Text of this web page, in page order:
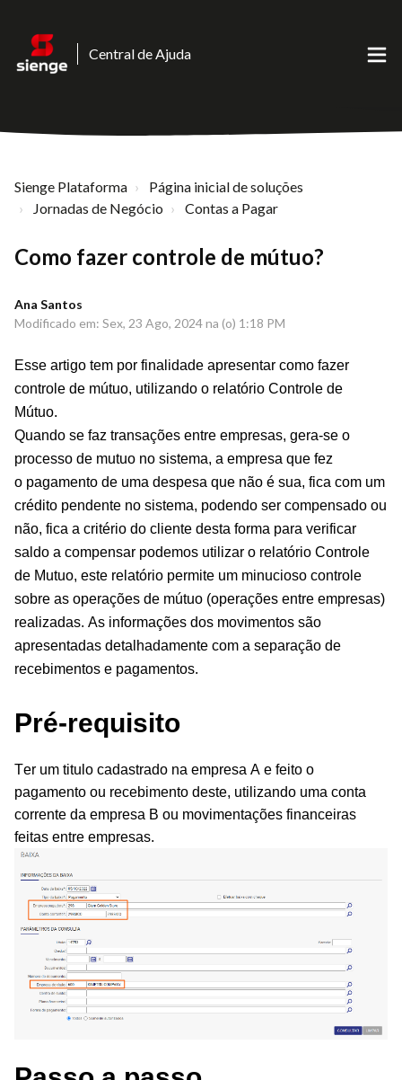
Central de Ajuda
Sienge Plataforma
Página inicial de soluções
Jornadas de Negócio
Contas a Pagar
Como fazer controle de mútuo?
Ana Santos
Modificado em: Sex, 23 Ago, 2024 na (o) 1:18 PM
Esse artigo tem por finalidade apresentar como fazer
controle de mútuo, utilizando o relatório Controle de
Mútuo.
Quando se faz transações entre empresas, gera-se o
processo de mutuo no sistema, a empresa que fez
o pagamento de uma despesa que não é sua, fica com um
crédito pendente no sistema, podendo ser compensado ou
não, fica a critério do cliente desta forma para verificar
saldo a compensar podemos utilizar o relatório Controle
de Mutuo, este relatório permite um minucioso controle
sobre as operações de mútuo (operações entre empresas)
realizadas. As informações dos movimentos são
apresentadas detalhadamente com a separação de
recebimentos e pagamentos.
Pré-requisito
Ter um titulo cadastrado na empresa A e feito o
pagamento ou recebimento deste, utilizando uma conta
corrente da empresa B ou movimentações financeiras
feitas entre empresas.